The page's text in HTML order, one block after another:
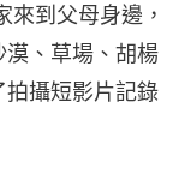
到父母身邊，
、草場、胡楊
攝短影片記錄